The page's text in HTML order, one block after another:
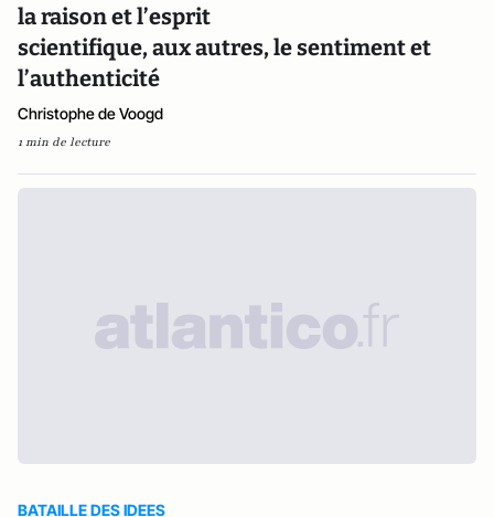
la raison et l’esprit
scientifique, aux autres, le sentiment et
l’authenticité
Christophe de Voogd
1 min de lecture
BATAILLE DES IDEES